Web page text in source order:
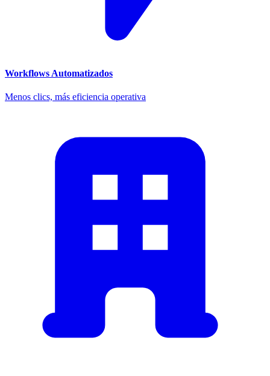
Workflows Automatizados
Menos clics, más eficiencia operativa